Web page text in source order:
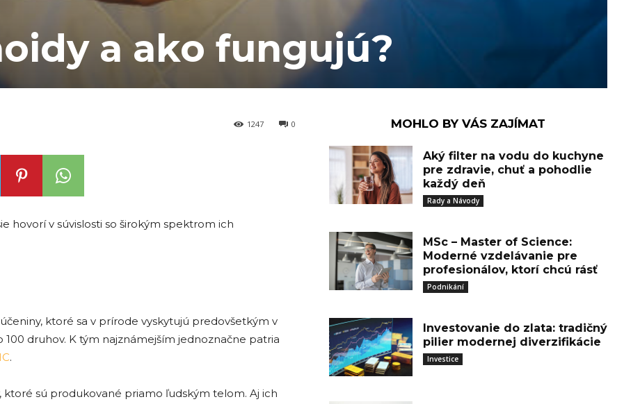
a ako fungujú?
0
1247
hovorí v súvislosti so širokým spektrom ich
ktoré sa v prírode vyskytujú predovšetkým v
druhov. K tým najznámejším jednoznačne patria
.
sú produkované priamo ľudským telom. Aj ich
MOHLO BY VÁS ZAJÍMAT
Aký filter na vodu do kuchyne
pre zdravie, chuť a pohodlie
každý deň
Rady a Návody
MSc – Master of Science:
Moderné vzdelávanie pre
profesionálov, ktorí chcú rásť
Podnikání
Investovanie do zlata: tradičný
pilier modernej diverzifikácie
Investice